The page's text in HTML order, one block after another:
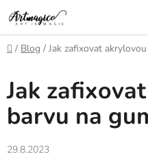
Přejít
na
obsah
Domů
/ Blog / Jak zafixovat
Jak
barvu na
29.8.2023